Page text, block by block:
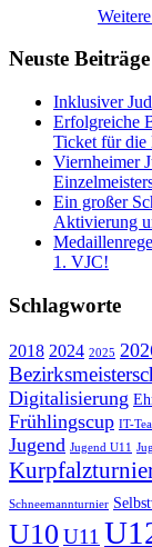
Neuste Beiträge
Inklusiver
Erfolgreiche
Ticket für die
Viernheimer
Ein großer
Aktivierung
1. VJC!
Schlagworte
2018 2024 2025
Digitalisierung
Frühlingscup IT-
Jugend Jugend U11
Schneemannturnier
U10 U11